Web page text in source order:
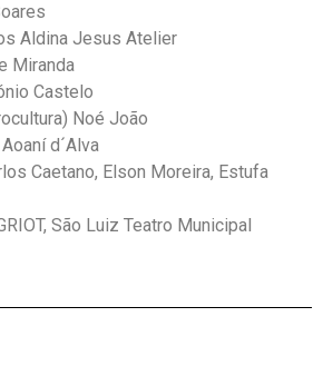
Aldina Jesus Atelier
Miranda
Castelo
Noé João
d´Alva
Caetano, Elson Moreira, Estufa
São Luiz Teatro Municipal